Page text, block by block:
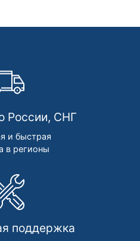
России, СНГ
и быстрая
в регионы
поддержка